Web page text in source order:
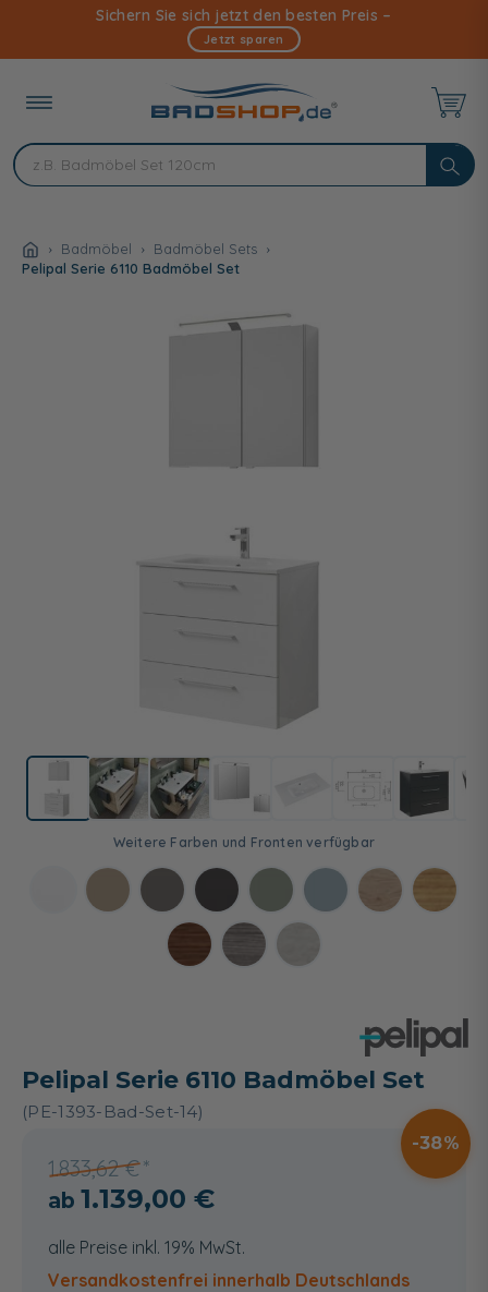
Inhalt
Sichern Sie sich jetzt den besten Preis –
Jetzt sparen
Badmöbel
Badmöbel Sets
Pelipal Serie 6110 Badmöbel Set
Pelipal Serie 6110 Badmöbel Set
(PE-1393-Bad-Set-14)
1.833,62 €
38
1.139,00 €
alle Preise inkl. 19% MwSt.
Versandkostenfrei innerhalb Deutschlands